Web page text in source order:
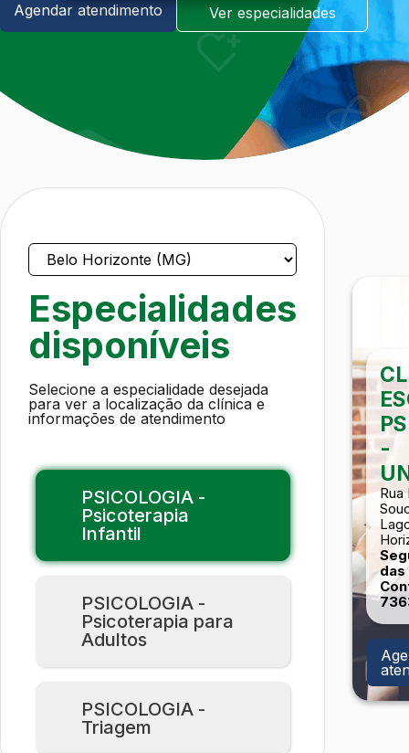
Agendar atendimento Ver especialidades
Especialidades
disponíveis
Selecione a especialidade desejada
para ver a localização da clínica e
informações de atendimento
PSICOLOGIA -
Psicoterapia
Infantil
PSICOLOGIA -
Psicoterapia para
Adultos
PSICOLOGIA -
Triagem
-
Rua
das